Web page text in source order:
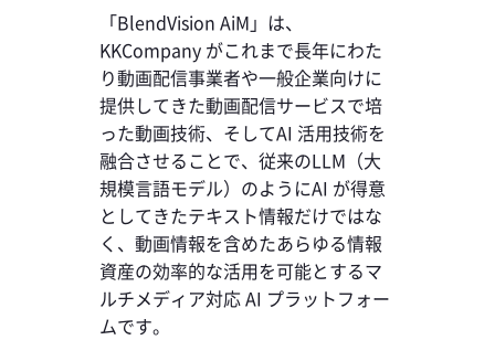
「BlendVision AiM」は、
KKCompany がこれまで長年にわた
り動画配信事業者や一般企業向けに
提供してきた動画配信サービスで培
った動画技術、そしてAI 活用技術を
融合させることで、従来のLLM（大
規模言語モデル）のようにAI が得意
としてきたテキスト情報だけではな
く、動画情報を含めたあらゆる情報
資産の効率的な活用を可能とするマ
ルチメディア対応 AI プラットフォー
ムです。